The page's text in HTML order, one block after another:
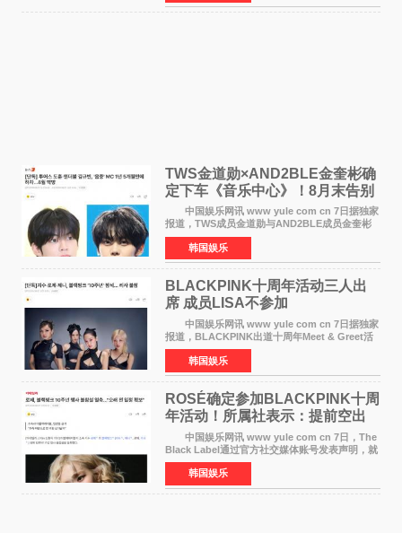
《逃出绝
TWS金道勋×AND2BLE金奎彬确
定下车《音乐中心》！8月末告别
MC席位
中国娱乐网讯 www yule com cn 7日据独家
报道，TWS成员金道勋与AND2BLE成员金奎彬
将于8月离开《音乐中心》MC的位置。 金道
勋与金奎彬于去年3月与H2H A-NA一起被选为
《音乐中心》MC，约1
韩国娱乐
BLACKPINK十周年活动三人出
席 成员LISA不参加
中国娱乐网讯 www yule com cn 7日据独家
报道，BLACKPINK出道十周年Meet & Greet活
动将由智秀、ROS&Eacute;、JENNIE出席，
LISA将缺席。 此前BLACKPINK所属社YG并
未为组合出道十周年做
韩国娱乐
ROSÉ确定参加BLACKPINK十周
年活动！所属社表示：提前空出
了时间
中国娱乐网讯 www yule com cn 7日，The
Black Label通过官方社交媒体账号发表声明，就
近期网络上关于ROS&Eacute;个人行程及是否参
加BLACKPINK出道纪念活动的种种猜测作出正
式回应。 Th
韩国娱乐